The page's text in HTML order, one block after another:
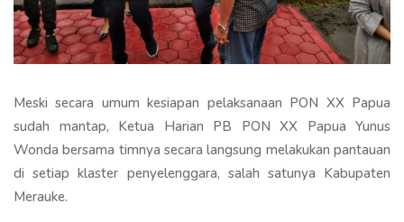
Meski secara umum kesiapan pelaksanaan PON XX Papua
sudah mantap, Ketua Harian PB PON XX Papua Yunus
Wonda bersama timnya secara langsung melakukan pantauan
di setiap klaster penyelenggara, salah satunya Kabupaten
Merauke.